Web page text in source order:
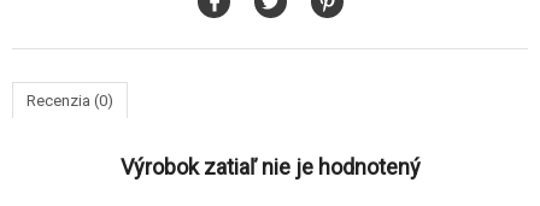
Recenzia (0)
Výrobok zatiaľ nie je hodnotený